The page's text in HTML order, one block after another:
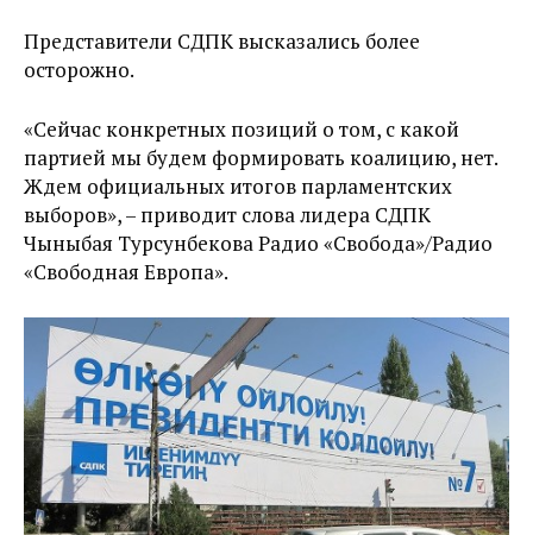
Представители СДПК высказались более
осторожно.
«Сейчас конкретных позиций о том, с какой
партией мы будем формировать коалицию, нет.
Ждем официальных итогов парламентских
выборов», – приводит слова лидера СДПК
Чыныбая Турсунбекова Радио «Свобода»/Радио
«Свободная Европа».